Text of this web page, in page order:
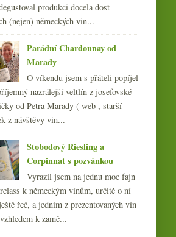
(252)
(249)
(249)
(270)
(108)
produkci docela dost
(nejen) německých vin...
Parádní Chardonnay od
Marady
O víkendu jsem s přáteli popíjel
nazrálejší veltlín z josefovské
od Petra Marady ( web , starší
z návštěvy vin...
Stobodový Riesling a
Corpinnat s pozvánkou
Vyrazil jsem na jednu moc fajn
k německým vínům, určitě o ní
řeč, a jedním z prezentovaných vín
k zamě...